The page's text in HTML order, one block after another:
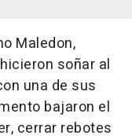
Maledon,
soñar al
una de sus
bajaron el
cerrar rebotes